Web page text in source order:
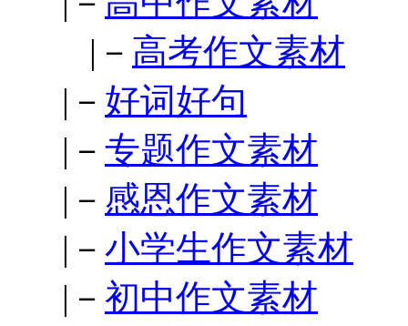
|－ 高考作文素材
|－ 好词好句
|－ 专题作文素材
|－ 感恩作文素材
|－ 小学生作文素材
|－ 初中作文素材